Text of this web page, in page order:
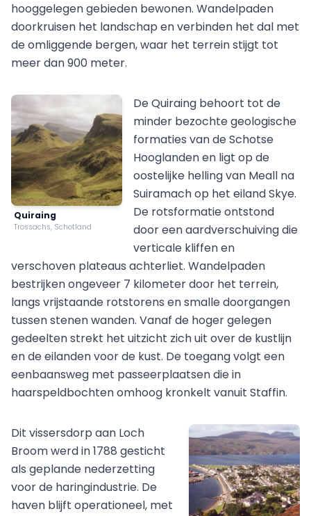
hooggelegen gebieden bewonen. Wandelpaden
doorkruisen het landschap en verbinden het dal met
de omliggende bergen, waar het terrein stijgt tot
meer dan 900 meter.
Quiraing
Trossachs, Schotland
De Quiraing behoort tot de
minder bezochte geologische
formaties van de Schotse
Hooglanden en ligt op de
oostelijke helling van Meall na
Suiramach op het eiland Skye.
De rotsformatie ontstond
door een aardverschuiving die
verticale kliffen en
verschoven plateaus achterliet. Wandelpaden
bestrijken ongeveer 7 kilometer door het terrein,
langs vrijstaande rotstorens en smalle doorgangen
tussen stenen wanden. Vanaf de hoger gelegen
gedeelten strekt het uitzicht zich uit over de kustlijn
en de eilanden voor de kust. De toegang volgt een
eenbaansweg met passeerplaatsen die in
haarspeldbochten omhoog kronkelt vanuit Staffin.
Dit vissersdorp aan Loch
Broom werd in 1788 gesticht
als geplande nederzetting
voor de haringindustrie. De
haven blijft operationeel, met